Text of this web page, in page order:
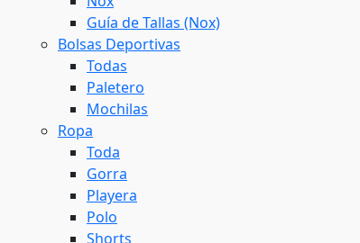
Guía de Tallas (Nox)
Bolsas Deportivas
Todas
Paletero
Mochilas
Ropa
Toda
Gorra
Playera
Polo
Shorts